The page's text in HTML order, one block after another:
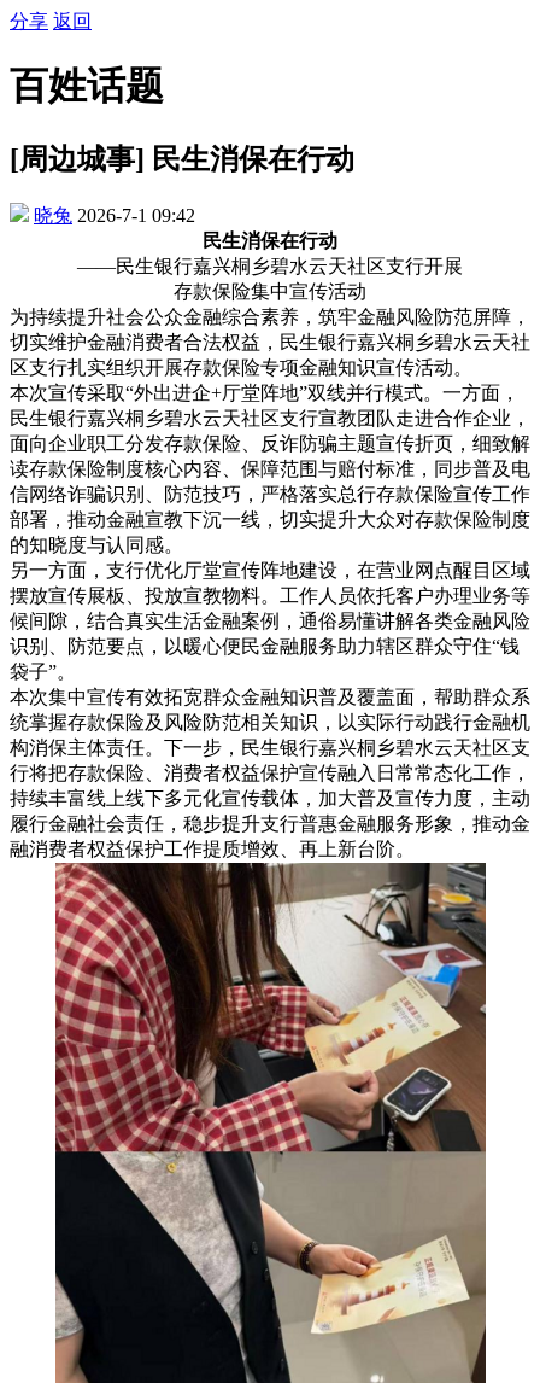
分享 返回
百姓话题
[周边城事] 民生消保在行动
晓兔 2026-7-1 09:42
民生消保在行动
——民生银行嘉兴桐乡碧水云天社区支行开展
存款保险集中宣传活动
为持续提升社会公众金融综合素养，筑牢金融风险防范屏障，
切实维护金融消费者合法权益，民生银行嘉兴桐乡碧水云天社
区支行扎实组织开展存款保险专项金融知识宣传活动。
本次宣传采取“外出进企+厅堂阵地”双线并行模式。一方面，
民生银行嘉兴桐乡碧水云天社区支行宣教团队走进合作企业，
面向企业职工分发存款保险、反诈防骗主题宣传折页，细致解
读存款保险制度核心内容、保障范围与赔付标准，同步普及电
信网络诈骗识别、防范技巧，严格落实总行存款保险宣传工作
部署，推动金融宣教下沉一线，切实提升大众对存款保险制度
的知晓度与认同感。
另一方面，支行优化厅堂宣传阵地建设，在营业网点醒目区域
摆放宣传展板、投放宣教物料。工作人员依托客户办理业务等
候间隙，结合真实生活金融案例，通俗易懂讲解各类金融风险
识别、防范要点，以暖心便民金融服务助力辖区群众守住“钱
袋子”。
本次集中宣传有效拓宽群众金融知识普及覆盖面，帮助群众系
统掌握存款保险及风险防范相关知识，以实际行动践行金融机
构消保主体责任。下一步，民生银行嘉兴桐乡碧水云天社区支
行将把存款保险、消费者权益保护宣传融入日常常态化工作，
持续丰富线上线下多元化宣传载体，加大普及宣传力度，主动
履行金融社会责任，稳步提升支行普惠金融服务形象，推动金
融消费者权益保护工作提质增效、再上新台阶。